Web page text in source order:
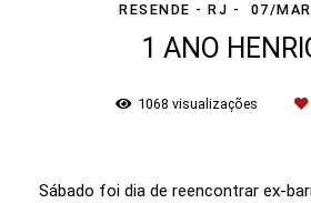
RESENDE - RJ
07/
1 ANO
1068 visualizações
Sábado foi dia de reencontrar ex-